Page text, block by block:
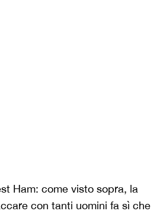
Ham: come visto sopra, la
con tanti uomini fa sì che